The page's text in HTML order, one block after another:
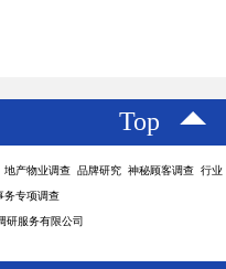
Top
产物业调查 品牌研究 神秘顾客调查 行业
专项调查
研服务有限公司